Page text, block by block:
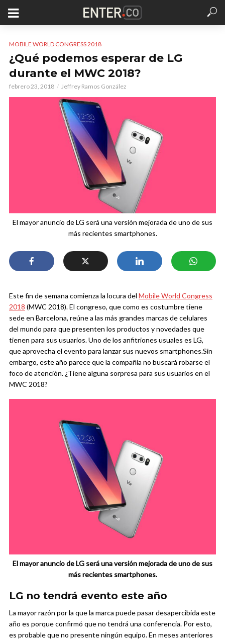
MOBILE WORLD CONGRESS 2018
¿Qué podemos esperar de LG
durante el MWC 2018?
febrero 23, 2018 Jeffrey Ramos González
El mayor anuncio de LG será una versión mejorada de uno de sus
más recientes smartphones.
Este fin de semana comienza la locura del Mobile World Congress
2018 (MWC 2018). El congreso, que como es costumbre tiene
sede en Barcelona, reúne a las más grandes marcas de celulares
del mundo para que presenten los productos y novedades que
tienen para sus usuarios. Uno de los anfitriones usuales es LG,
que aprovecha el evento para lanzar sus nuevos smartphones.Sin
embargo, este año parece que la compañía no buscará robarse el
foco de atención. ¿Tiene alguna sorpresa para sus usuarios en el
MWC 2018?
El mayor anuncio de LG será una versión mejorada de uno de sus
más recientes smartphones.
LG no tendrá evento este año
La mayor razón por la que la marca puede pasar desapercibida este
año es porque confirmó que no tendrá una conferencia. Por esto,
es probable que no presente ningún equipo. En meses anteriores